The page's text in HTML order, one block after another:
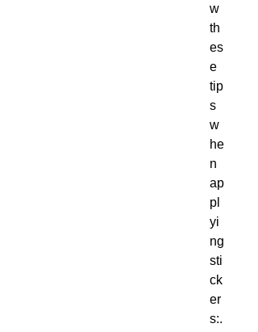
w
th
es
e
tip
s
w
he
n
ap
pl
yi
ng
sti
ck
er
s:.